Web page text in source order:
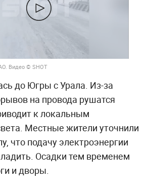
Видео © SHOT
до Югры с Урала. Из-за
на провода рушатся
к локальным
Местные жители уточнили
что подачу электроэнергии
Осадки тем временем
и дворы.